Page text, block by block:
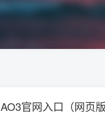
AO3官网入口（网页